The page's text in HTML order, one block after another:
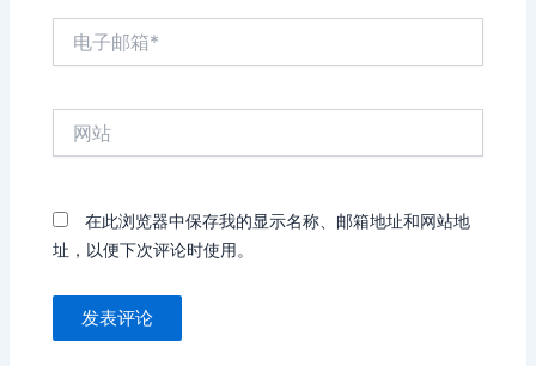
在此浏览器中保存我的显示名称、邮箱地址和网站地
址，以便下次评论时使用。